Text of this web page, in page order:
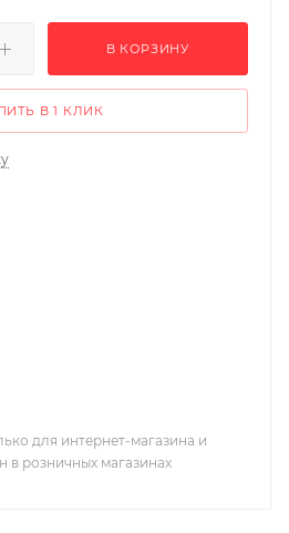
В КОРЗИНУ
В 1 КЛИК
для интернет-магазина и
в розничных магазинах